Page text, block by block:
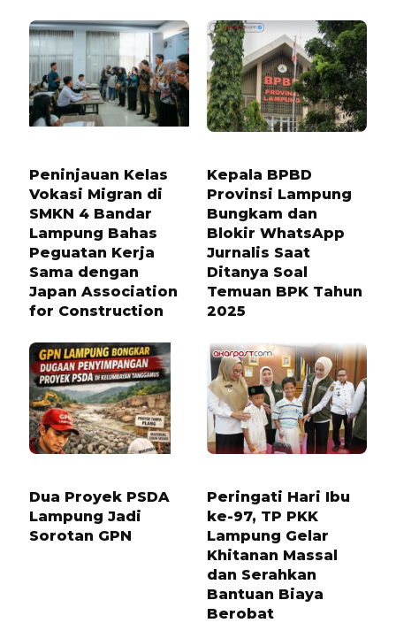
Peninjauan Kelas
Vokasi Migran di
SMKN 4 Bandar
Lampung Bahas
Peguatan Kerja
Sama dengan
Japan Association
for Construction
Kepala BPBD
Provinsi Lampung
Bungkam dan
Blokir WhatsApp
Jurnalis Saat
Ditanya Soal
Temuan BPK Tahun
2025
Dua Proyek PSDA
Lampung Jadi
Sorotan GPN
Peringati Hari Ibu
ke-97, TP PKK
Lampung Gelar
Khitanan Massal
dan Serahkan
Bantuan Biaya
Berobat